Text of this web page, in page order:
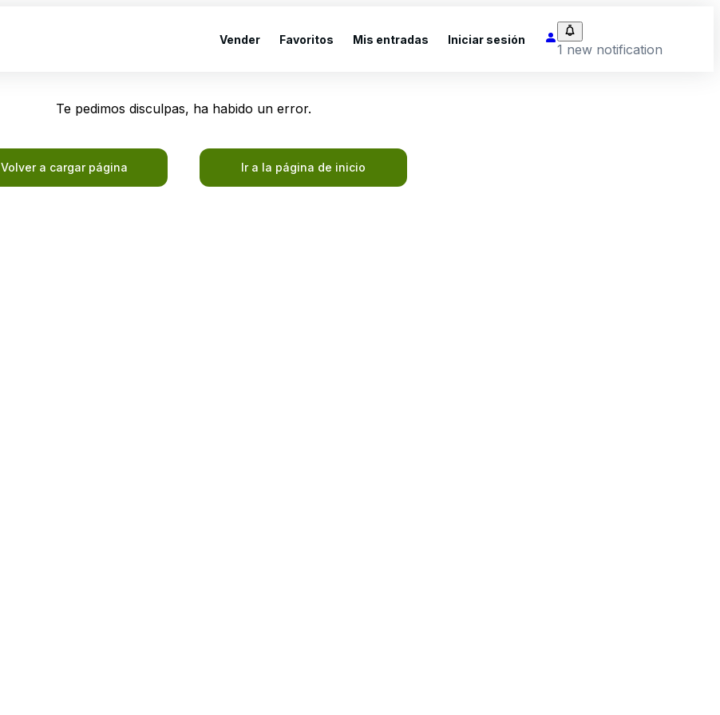
Vender Favoritos Mis entradas Iniciar sesión
1 new notification
Te pedimos disculpas, ha habido un error.
Volver a cargar página Ir a la página de inicio